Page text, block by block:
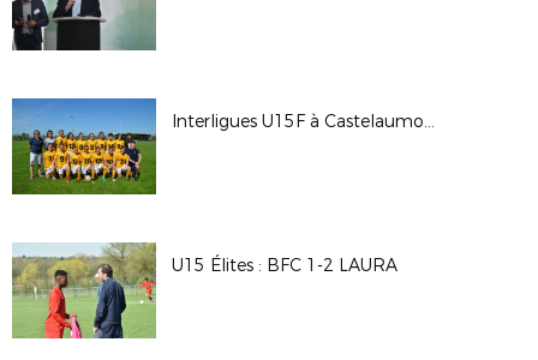
Interligues U15F à Castelaumou - Avril 2018
U15 Élites : BFC 1-2 LAURA